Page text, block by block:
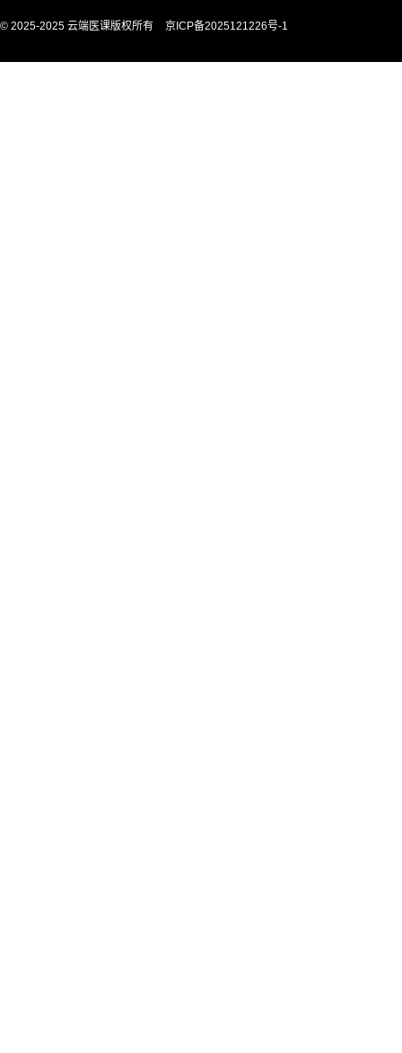
© 2025-2025 云端医课版权所有 京ICP备2025121226号-1